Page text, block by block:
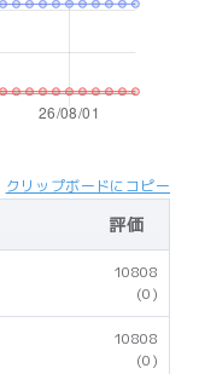
クリップボードにコピー
評価
10808
(0)
10808
(0)